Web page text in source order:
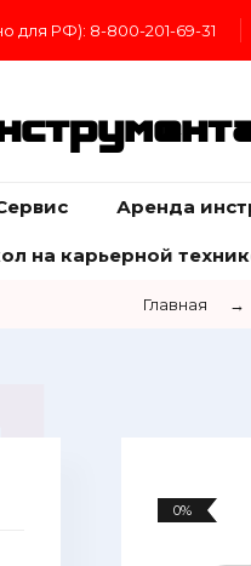
для РФ): 8-800-201-69-31
Аренда
на карьерной
Главная →
0%